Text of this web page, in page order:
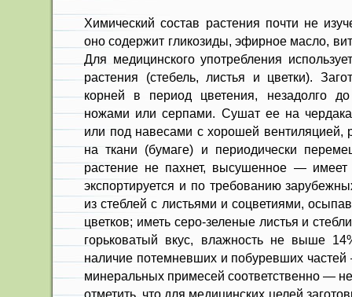
Химический состав растения почти не
оно содержит гликозиды, эфирное масло,
Для медицинского упот­ребления
растения (стебель, листья и цветки).
корней в период цветения, незадолго
ножами или серпами. Сушат ее на
или под навесами с хорошей
на ткани (бумаге) и периодически
растение не пахнет, высушенное —
экспортируется и по требованию
из стеблей с листьями и соцветиями,
цветков; иметь серо-зеленые листья и
горь­коватый вкус, влажность не выше
наличие потемневших и побуревших
минеральных примесей соответ­ственно —
отметить, что для медицинских целей